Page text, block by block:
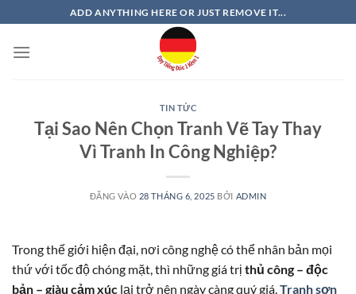
qua
nội
ADD ANYTHING HERE OR JUST REMOVE IT...
TIN TỨC
Tại Sao Nên Chọn Tranh Vẽ Tay Thay
Vì Tranh In Công Nghiệp?
ĐĂNG VÀO 28 THÁNG 6, 2025 BỞI ADMIN
Trong thế giới hiện đại, nơi công nghệ có thể nhân bản mọi
thứ với tốc độ chóng mặt, thì những giá trị thủ công – độc
bản – giàu cảm xúc lại trở nên ngày càng quý giá. Tranh sơn